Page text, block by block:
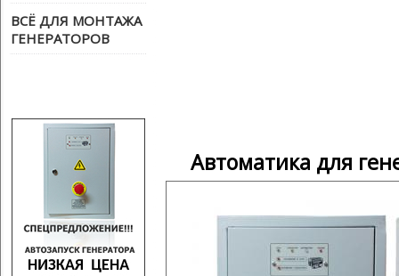
ВСЁ ДЛЯ МОНТАЖА
ГЕНЕРАТОРОВ
Автоматика для